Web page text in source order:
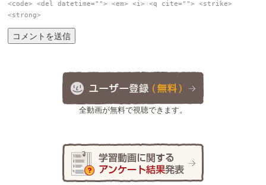
<code> <del datetime=""> <em> <i> <q cite=""> <strike>
<strong>
全動画が無料で視聴できます。